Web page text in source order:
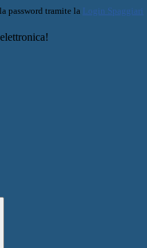
password tramite la Login Spaggiari